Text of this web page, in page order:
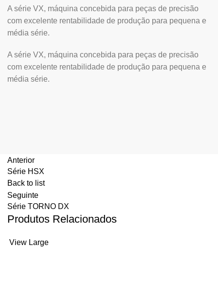
A série VX, máquina concebida para peças de precisão
com excelente rentabilidade de produção para pequena e
média série.
A série VX, máquina concebida para peças de precisão
com excelente rentabilidade de produção para pequena e
média série.
Anterior
Série HSX
Back to list
Seguinte
Série TORNO DX
Produtos Relacionados
View Large